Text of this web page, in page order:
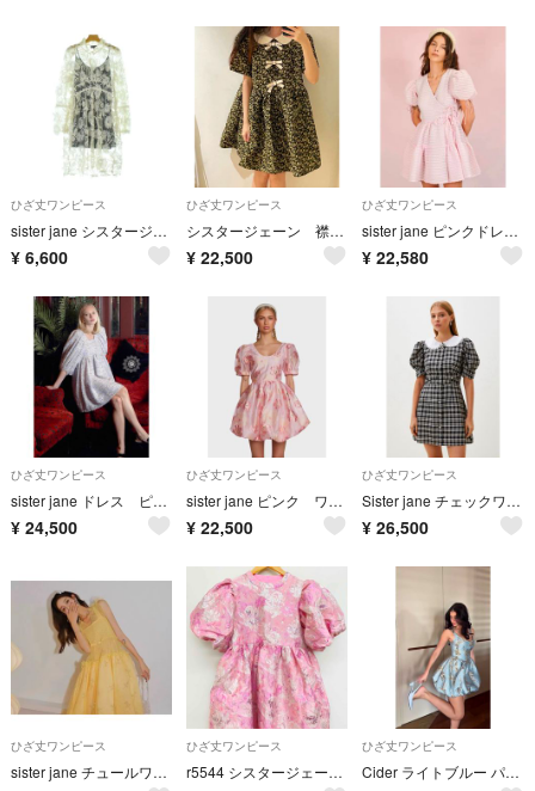
ひざ丈ワンピース
sister jane シスタージェーン ワンピース M 白 【古着】【中古】【送料無料】
¥ 6,600
ひざ丈ワンピース
シスタージェーン 襟付き リボン ワンピース 美品
¥ 22,500
ひざ丈ワンピース
sister jane ピンクドレス お呼ばれドレス 美品
¥ 22,580
ひざ丈ワンピース
sister jane ドレス ピンク 新品
¥ 24,500
ひざ丈ワンピース
sister jane ピンク ワンピース お呼ばれドレス 新品
¥ 22,500
ひざ丈ワンピース
Sister jane チェックワンピース 新品
¥ 26,500
ひざ丈ワンピース
sister jane チュールワンピース イェロー 美品
ひざ丈ワンピース
r5544 シスタージェーン Sister Jane ワンピース
ひざ丈ワンピース
Cider ライトブルー パーティードレス お呼ばれドレス 新品